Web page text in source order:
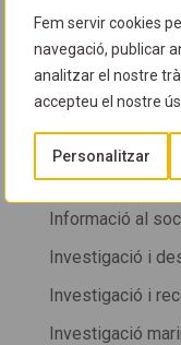
Fem servir cookies
navegació, publicar
analitzar el nostre
accepteu el nostre ús
Personalitzar
HORARI CIB +
DE CORNELLÀ
HORARI
info cib 2024
Informació al
Investigació i
Investigació i
Investigació